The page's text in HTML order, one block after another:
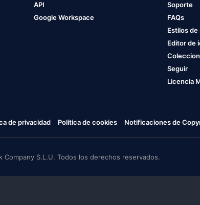
API
Google Workspace
Soporte
FAQs
Estilos
Editor de
Seguir
Licencia
de privacidad Política de cookies Notificaciones de
S.L.U. Todos los derechos reservados.